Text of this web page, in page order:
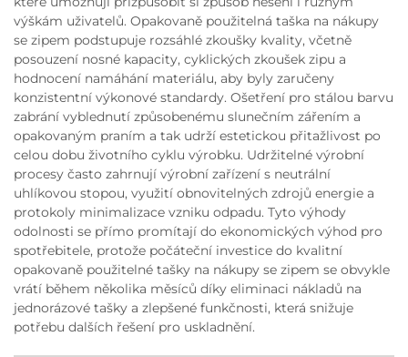
výškám uživatelů. Opakovaně použitelná taška na nákupy
se zipem podstupuje rozsáhlé zkoušky kvality, včetně
posouzení nosné kapacity, cyklických zkoušek zipu a
hodnocení namáhání materiálu, aby byly zaručeny
konzistentní výkonové standardy. Ošetření pro stálou barvu
zabrání vyblednutí způsobenému slunečním zářením a
opakovaným praním a tak udrží estetickou přitažlivost po
celou dobu životního cyklu výrobku. Udržitelné výrobní
procesy často zahrnují výrobní zařízení s neutrální
uhlíkovou stopou, využití obnovitelných zdrojů energie a
protokoly minimalizace vzniku odpadu. Tyto výhody
odolnosti se přímo promítají do ekonomických výhod pro
spotřebitele, protože počáteční investice do kvalitní
opakovaně použitelné tašky na nákupy se zipem se obvykle
vrátí během několika měsíců díky eliminaci nákladů na
jednorázové tašky a zlepšené funkčnosti, která snižuje
potřebu dalších řešení pro uskladnění.